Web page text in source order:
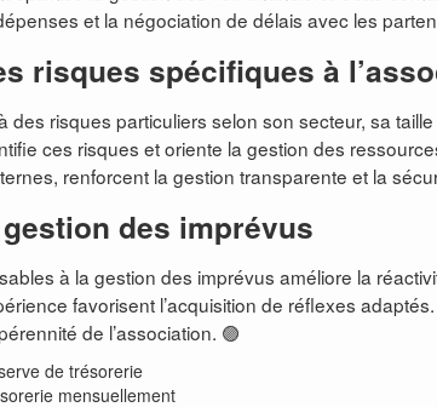
et la négociation de délais avec les
risques spécifiques à
des risques particuliers selon son secteur, sa
ces risques et oriente la gestion des
renforcent la gestion transparente et la
des imprévus
à la gestion des imprévus améliore la
favorisent l’acquisition de réflexes
de l’association. 🟣
de trésorerie
mensuellement